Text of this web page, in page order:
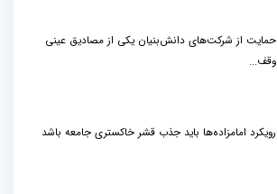
حمایت از شرکت‌های دانش‌بنیان یکی از مصادیق عینی
وقف...
رویکرد امامزاده‌ها باید جذب قشر خاکستری جامعه باشد